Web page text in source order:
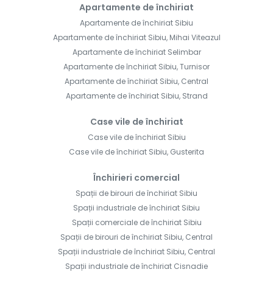
Apartamente de închiriat
Apartamente de închiriat Sibiu
Apartamente de închiriat Sibiu, Mihai Viteazul
Apartamente de închiriat Selimbar
Apartamente de închiriat Sibiu, Turnisor
Apartamente de închiriat Sibiu, Central
Apartamente de închiriat Sibiu, Strand
Case vile de închiriat
Case vile de închiriat Sibiu
Case vile de închiriat Sibiu, Gusterita
Închirieri comercial
Spații de birouri de închiriat Sibiu
Spații industriale de închiriat Sibiu
Spații comerciale de închiriat Sibiu
Spații de birouri de închiriat Sibiu, Central
Spații industriale de închiriat Sibiu, Central
Spații industriale de închiriat Cisnadie